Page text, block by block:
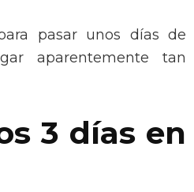
pasar unos días de
aparentemente tan
3 días en